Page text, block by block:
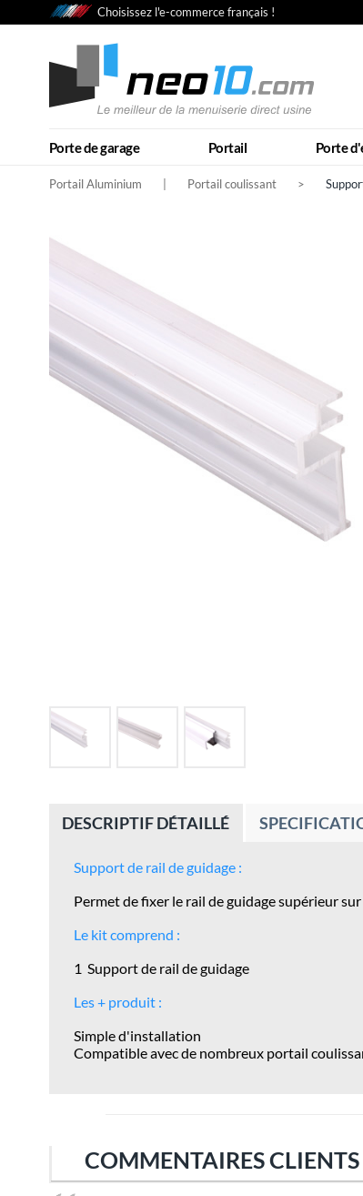
Choisissez l'e-commerce français !
Porte de garage Portail Porte
Portail Aluminium Portail coulissant >
DESCRIPTIF DÉTAILLÉ
Support de rail de guidage :
Permet de fixer le rail de guidagesupérieursur
Le kit comprend :
1 Support de rail de guidage
Les + produit :
Simple d'installation
Compatible avec de nombreux portail
COMMENTAIRES CLIENTS